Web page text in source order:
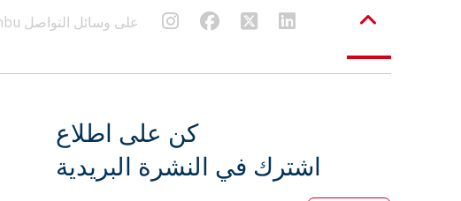
Frenbu على وسائل التواصل
كن على اطلاع
اشترك في النشرة البريدية